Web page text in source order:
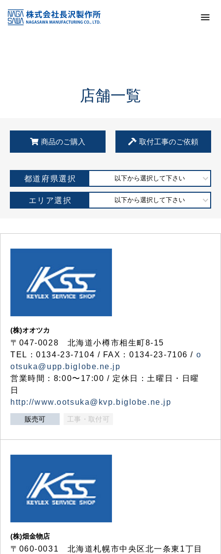
KSS加盟店・取扱店情報
店舗一覧
店舗一覧
商品のご購入 取付工事のご依頼
都道府県選択 以下から選択して下さい
エリア選択 以下から選択して下さい
(株)オオツカ
〒047-0028 北海道小樽市相生町8-15
TEL：0134-23-7104 / FAX：0134-23-7106 / o
otsuka@upp.biglobe.ne.jp
営業時間：8:00〜17:00 / 定休日：土曜日・日曜
日
http://www.ootsuka@kvp.biglobe.ne.jp
販売可 工事・取付可
(株)畑金物店
〒060-0031 北海道札幌市中央区北一条東1丁目